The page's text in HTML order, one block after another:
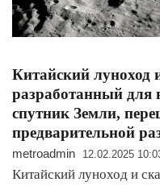
Китайский луноход
разработанный для
спутник Земли,
предварительной
metroadmin 12.02.2025
Китайский луноход и